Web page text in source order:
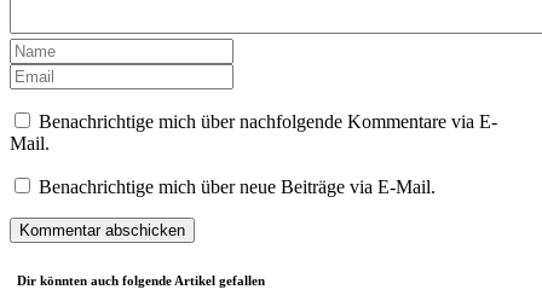
Benachrichtige mich über nachfolgende Kommentare via E-
Mail.
Benachrichtige mich über neue Beiträge via E-Mail.
Dir könnten auch folgende Artikel gefallen